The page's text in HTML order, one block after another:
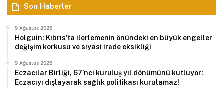
Son Haberler
9 Ağustos 2026
Holguín: Kıbrıs’ta ilerlemenin önündeki en büyük engeller
değişim korkusu ve siyasi irade eksikliği
9 Ağustos 2026
Eczacılar Birliği, 67’nci kuruluş yıl dönümünü kutluyor:
Eczacıyı dışlayarak sağlık politikası kurulamaz!